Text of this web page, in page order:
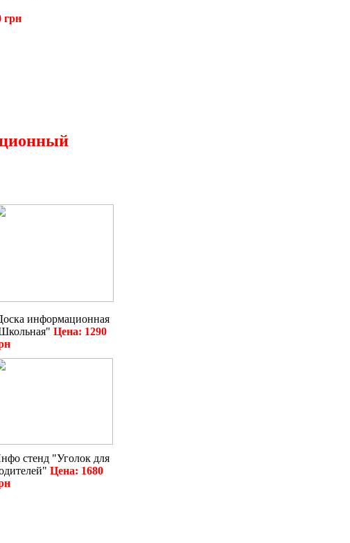
грн
информационная
Цена: 1290
стенд "Уголок для
Цена: 1680